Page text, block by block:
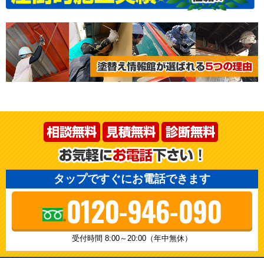
タップですぐにお電話できます
0120-946-090
受付時間 8:00～20:00（年中無休）